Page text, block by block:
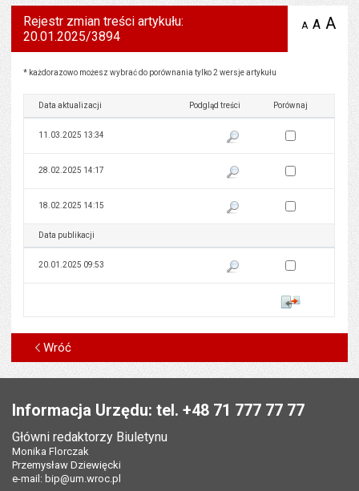
Rejestr zmian treści artykułu:
20.01.2025/3894
A zmniejsz
A A
Rejestr zmian treści artykułu: 20.01.2025/3894
* każdorazowo możesz wybrać do porównania tylko 2 wersje artykułu
Data aktualizacji Podgląd treści Porównaj
11.03.2025 13:34 Pokaż podgląd wersji z dnia
Zaznacz wersję do
28.02.2025 14:17 Pokaż podgląd wersji z dnia
Zaznacz wersję do
18.02.2025 14:15 Pokaż podgląd wersji z dnia
Zaznacz wersję do
Data publikacji
20.01.2025 09:53 Pokaż podgląd wersji z dnia
Zaznacz wersję do
Porównaj
Wróć
Informacja Urzędu: tel. +48 71 777 77 77
Główni redaktorzy Biuletynu
Monika Florczak
Przemysław Dziewięcki
e-mail: bip@um.wroc.pl